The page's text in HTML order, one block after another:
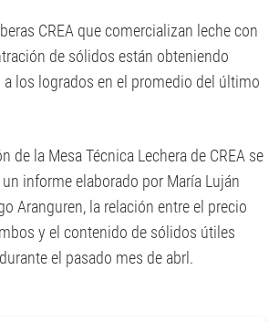
CREA que comercializan leche con
de sólidos están obteniendo
a los logrados en el promedio del último
de la Mesa Técnica Lechera de CREA se
informe elaborado por María Luján
Aranguren, la relación entre el precio
y el contenido de sólidos útiles
el pasado mes de abrl.